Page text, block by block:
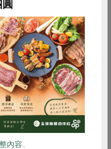
進行七個月日光曝曬發
但可以增添醬油厚實的
食譜 減硝酸鹽
共同購買
圓
內容..